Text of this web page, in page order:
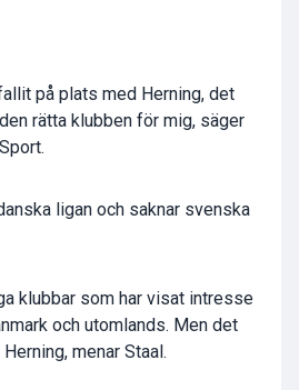
på plats med Herning, det
rätta klubben för mig, säger
ligan och saknar svenska
klubbar som har visat intresse
och utomlands. Men det
menar Staal.